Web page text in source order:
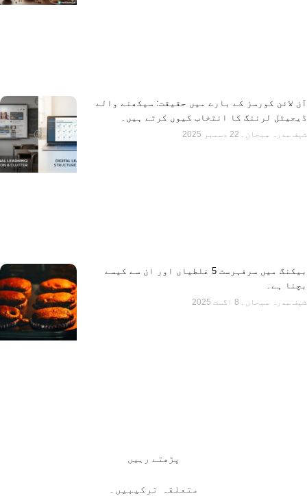
آن لائن کورسز کے بارے میں حقیقت: سیکھنے والے
ڈیجیٹل لرننگ کا انتخاب کیوں کرتے ہیں۔
شیف سدرہ سبحان
بیکنگ میں سرفہرست 5 غلطیاں اور ان سے کیسے
بچنا ہے۔
شیف سدرہ سبحان
پڑھتے رہیں
متعلقہ ترکیبیں۔